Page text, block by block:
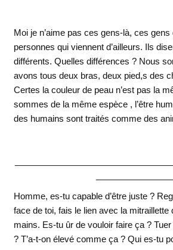
Moi je n’aime pas ces gens-là, ces
personnes qui viennent d’ailleurs. Ils
différents. Quelles différences ? Nous
avons tous deux bras, deux pied,s des
Certes la couleur de peau n’est pas la
sommes de la même espèce , l’être
des humains sont traités comme des
Homme, es-tu capable d’être juste ?
face de toi, fais le lien avec la mitraillette
mains. Es-tu ûr de vouloir faire ça ? Tuer
? T’a-t-on élevé comme ça ? Qui es-tu